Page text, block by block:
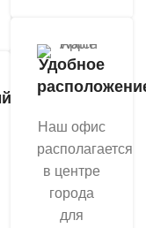
Удобное
Наш офис
располагается
в центре
города
для